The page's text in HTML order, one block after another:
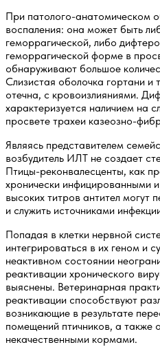
При патолого-анатомическом
воспаления: она может быть
геморрагической, либо
геморрагической форме в
обнаруживают большое
Слизистая оболочка гортани и
отечна, с кровоизлияниями.
характеризуется наличием на
просвете трахеи казеозно-
Являясь представителем
возбудитель ИЛТ не создает
Птицы-реконвалесценты, как
хронически инфицированными
высоких титров антител могут
и служить источниками
Попадая в клетки нервной
интегрироваться в их геном и
неактивном состоянии
реактивации хронического
выяснены. Ветеринарная
реактивации способствуют
возникающие в результате
помещений птичников, а также
некачественными кормами.